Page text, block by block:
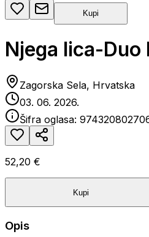
Kupi
Njega lica-Duo
Zagorska Sela, Hrvatska
03. 06. 2026.
Šifra oglasa:
52,20 €
Kupi
Opis